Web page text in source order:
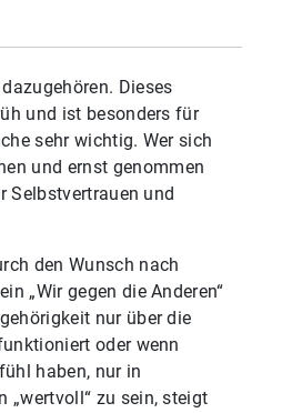
Dieses
und ist besonders für
sehr wichtig. Wer sich
und ernst genommen
Selbstvertrauen und
den Wunsch nach
„Wir gegen die Anderen“
nur über die
oder wenn
haben, nur in
„wertvoll“ zu sein, steigt